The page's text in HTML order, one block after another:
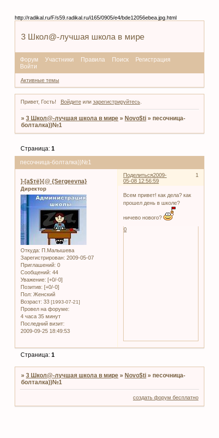
http://radikal.ru/F/s59.radikal.ru/i165/0905/e4/bde12056ebea.jpg.html
3 Школ@-лучшая школа в мире
Форум Участники Правила Поиск
Регистрация
Войти
Активные темы
Привет, Гость! Войдитеили зарегистрируйтесь.
»3 Школ@-лучшая школа в мире »Novo$ti »песочница-
болталка))№1
песочница-болталка))№1
Страница:1
Поделиться 1
2009-
05-08 12:56:59
]-[а$тё}{@ {Sergeevna}
Директор
Откуда: П.Малышева
Зарегистрирован: 2009-05-07
Приглашений: 0
Сообщений: 44
Уважение: [+0/-0]
Позитив: [+0/-0]
Пол: Женский
Возраст: 33 [1993-07-21]
Провел на форуме:
4 часа 35 минут
Последний визит:
2009-09-25 18:49:53
Всем привет! как дела? как
прошел день в школе?
ничево нового?
0
Страница:1
»3 Школ@-лучшая школа в мире »Novo$ti »песочница-
болталка))№1
создать форум бесплатно